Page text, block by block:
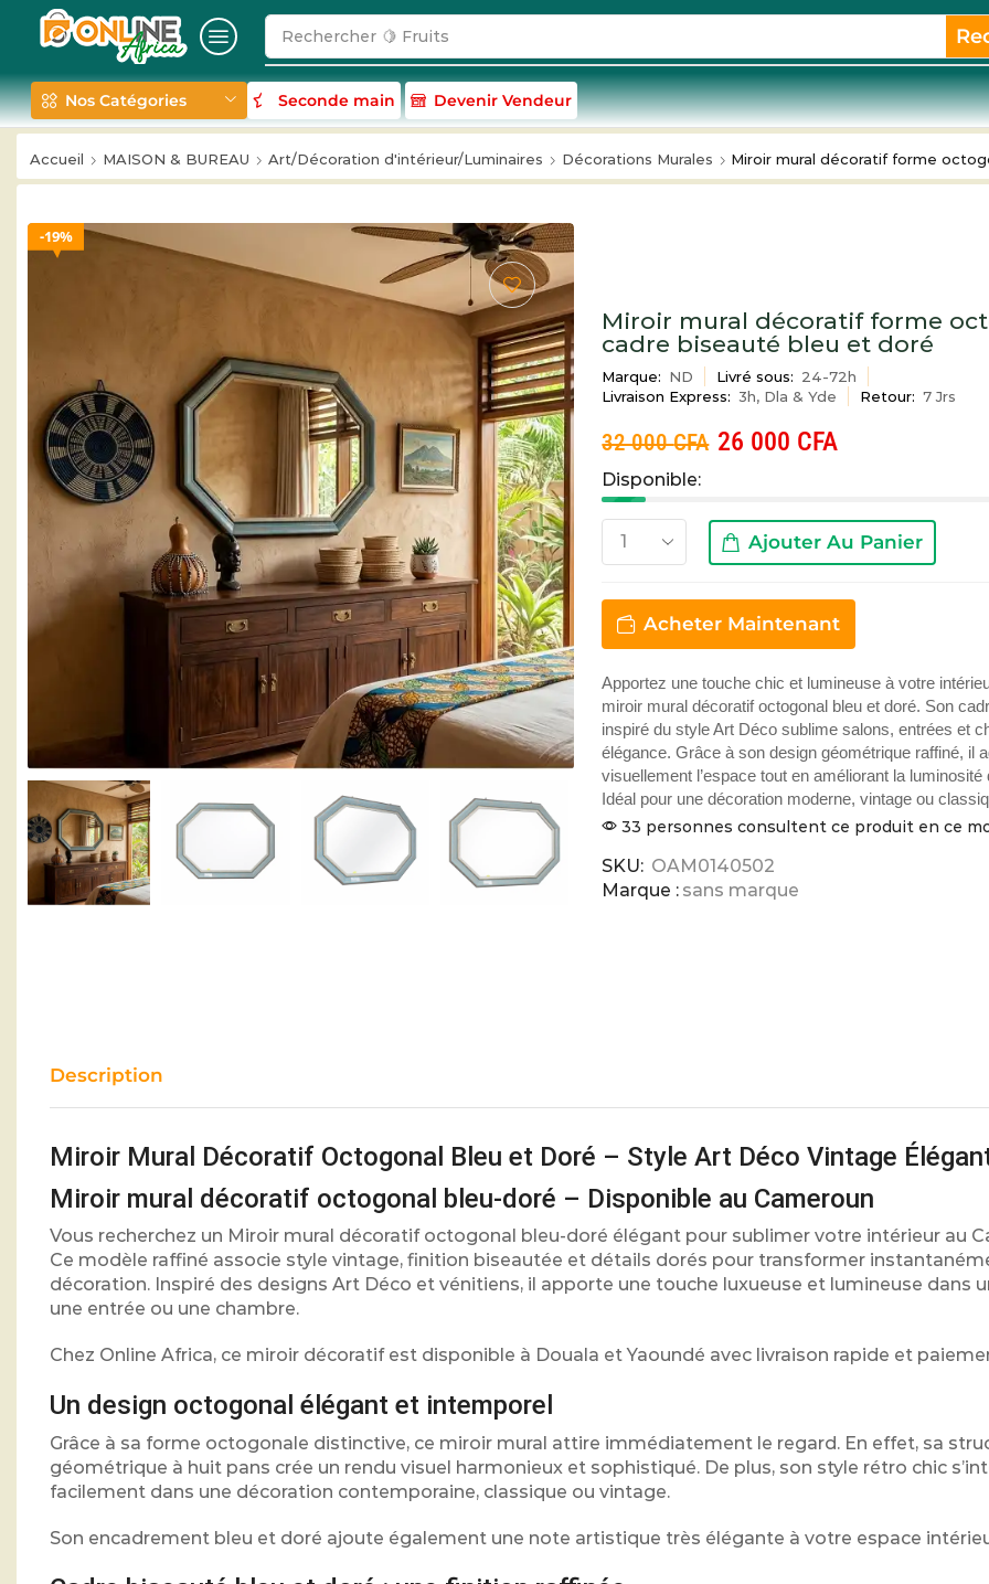
Rechercher 🥛 Milk
Nos Catégories Seconde main Devenir Vendeur
Accueil MAISON & BUREAU Art/Décoration d'intérieur/Luminaires Décorations Murales Miroir mural décoratif forme
19%
Miroir mural décoratif forme
cadre biseauté bleu et doré
Marque: ND Livré sous: 24-72h
Livraison Express: 3h, Dla & Yde Retour: 7 Jrs
32 000CFA 26 000 CFA
Disponible:
Ajouter Au Panier
Acheter Maintenant
Apportez une touche chic et lumineuse à votre
miroir mural décoratif octogonal bleu et doré. Son
inspiré du style Art Déco sublime salons, entrées et
élégance. Grâce à son design géométrique raffiné, il
visuellement l’espace tout en améliorant la luminosité
Idéal pour une décoration moderne, vintage ou
33 personnes consultent ce produit en ce
SKU: OAM0140502
Marque : sans marque
Description
Miroir Mural Décoratif Octogonal Bleu et Doré – Style Art Déco Vintage
Miroir mural décoratif octogonal bleu-doré – Disponible au Cameroun
Vous recherchez un Miroir mural décoratif octogonal bleu-doré élégant pour sublimer votre intérieur au
Ce modèle raffiné associe style vintage, finition biseautée et détails dorés pour transformer
décoration. Inspiré des designs Art Déco et vénitiens, il apporte une touche luxueuse et lumineuse dans
une entrée ou une chambre.
Chez Online Africa, ce miroir décoratif est disponible à Douala et Yaoundé avec livraison rapide et
Un design octogonal élégant et intemporel
Grâce à sa forme octogonale distinctive, ce miroir mural attire immédiatement le regard. En effet, sa
géométrique à huit pans crée un rendu visuel harmonieux et sophistiqué. De plus, son style rétro chic
facilement dans une décoration contemporaine, classique ou vintage.
Son encadrement bleu et doré ajoute également une note artistique très élégante à votre espace